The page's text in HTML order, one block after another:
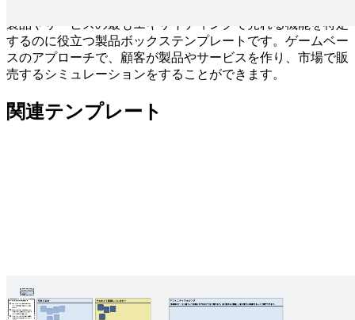
製品やサービスの最もエキサイティングで売れる機能を特定
するのに役立つ製品ボックステンプレートです。ゲームベー
スのアプローチで、顧客が製品やサービスを作り、市場で販
売するシミュレーションをすることができます。
関連テンプレート